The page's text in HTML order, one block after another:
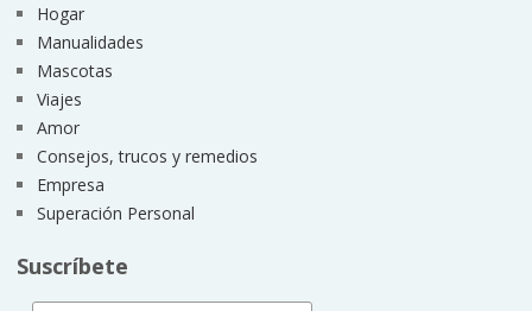
Hogar
Manualidades
Mascotas
Viajes
Amor
Consejos, trucos y remedios
Empresa
Superación Personal
Suscríbete